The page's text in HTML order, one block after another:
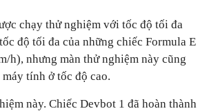
chạy thử nghiệm với tốc độ tối đa
độ tối đa của những chiếc Formula E
h), nhưng màn thử nghiệm này cũng
tính ở tốc độ cao.
này. Chiếc Devbot 1 đã hoàn thành